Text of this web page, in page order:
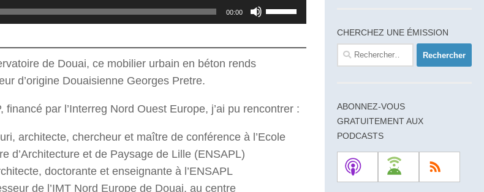
00:00
Utilisez
les
ou
le
de Douai, ce mobilier urbain en béton rends
d’origine Douaisienne Georges Pretre.
financé par l’Interreg Nord Ouest Europe, j’ai pu rencontrer :
architecte, chercheur et maître de conférence à l’Ecole
d’Architecture et de Paysage de Lille (ENSAPL)
doctorante et enseignante à l’ENSAPL
de l’IMT Nord Europe de Douai, au centre
CHERCHEZ UNE ÉMISSION
Rechercher :
ABONNEZ-VOUS
GRATUITEMENT AUX
PODCASTS